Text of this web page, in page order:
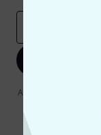
Endereço de e-
Ao clicar em
encontrar mais